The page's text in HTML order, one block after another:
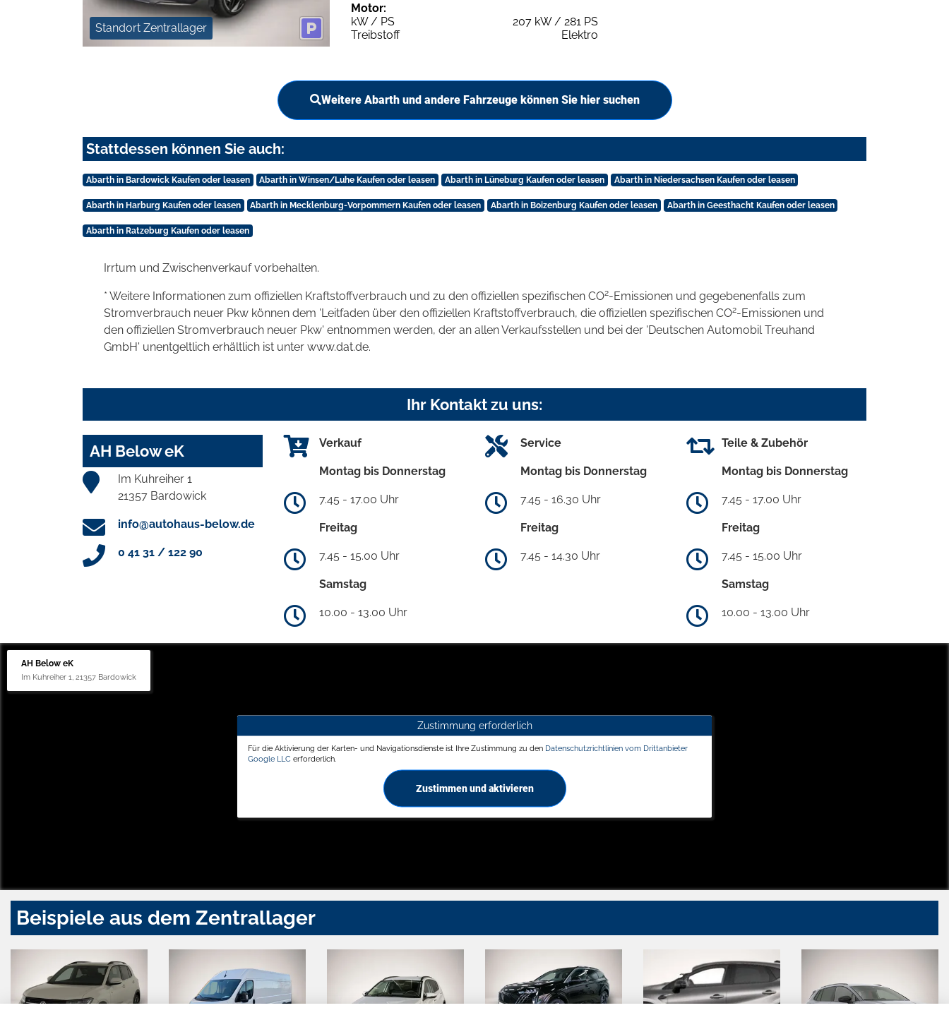
Standort Zentrallager
Motor:
kW / PS
207 kW / 281 PS
Treibstoff
Elektro
Weitere Abarth und andere Fahrzeuge können Sie hier suchen
Stattdessen können Sie auch:
Abarth in Bardowick Kaufen oder leasen Abarth in Winsen/Luhe Kaufen oder leasen Abarth in Lüneburg Kaufen oder leasen Abarth in Niedersachsen Kaufen oder leasen
Abarth in Harburg Kaufen oder leasen Abarth in Mecklenburg-Vorpommern Kaufen oder leasen Abarth in Boizenburg Kaufen oder leasen Abarth in Geesthacht Kaufen oder leasen
Abarth in Ratzeburg Kaufen oder leasen
Irrtum und Zwischenverkauf vorbehalten.
* Weitere Informationen zum offiziellen Kraftstoffverbrauch und zu den offiziellen spezifischen CO2-Emissionen und gegebenenfalls zum
Stromverbrauch neuer Pkw können dem 'Leitfaden über den offiziellen Kraftstoffverbrauch, die offiziellen spezifischen CO2-Emissionen und
den offiziellen Stromverbrauch neuer Pkw' entnommen werden, der an allen Verkaufsstellen und bei der 'Deutschen Automobil Treuhand
GmbH' unentgeltlich erhältlich ist unter www.dat.de.
Ihr Kontakt zu uns:
AH Below eK
Im Kuhreiher 1
21357 Bardowick
info@autohaus-below.de
0 41 31 / 122 90
Verkauf
Montag bis Donnerstag
7.45 - 17.00 Uhr
Freitag
7.45 - 15.00 Uhr
Samstag
10.00 - 13.00 Uhr
Service
Montag bis Donnerstag
7.45 - 16.30 Uhr
Freitag
7.45 - 14.30 Uhr
Teile & Zubehör
Montag bis Donnerstag
7.45 - 17.00 Uhr
Freitag
7.45 - 15.00 Uhr
Samstag
10.00 - 13.00 Uhr
AH Below eK
Im Kuhreiher 1, 21357 Bardowick
Zustimmung erforderlich
Für die Aktivierung der Karten- und Navigationsdienste ist Ihre Zustimmung zu den Datenschutzrichtlinien vom Drittanbieter
Google LLC erforderlich.
Zustimmen und aktivieren
Beispiele aus dem Zentrallager